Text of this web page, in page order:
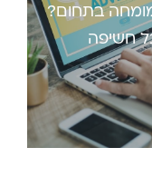
בתחום?
חשיפה